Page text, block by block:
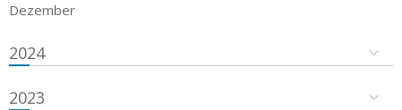
Dezember
2024
2023